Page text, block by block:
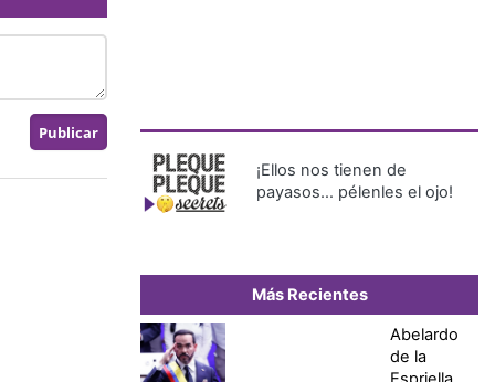
¡Ellos nos tienen de
payasos… pélenles el ojo!
Más Recientes
Abelardo
de la